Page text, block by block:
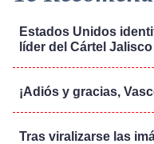
Estados Unidos
líder del Cártel
¡Adiós y gracias,
Tras viralizarse las